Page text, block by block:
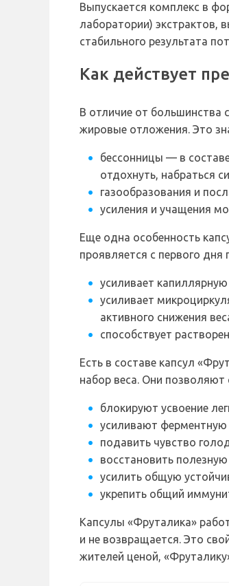
Выпускается комплекс в
лаборатории) экстрактов,
стабильного результата
Как действует
В отличие от большинства
жировые отложения. Это
бессонницы — в
отдохнуть, набраться
газообразования и
усиления и учащения
Еще одна особенность
проявляется с первого
усиливает
усиливает
активного снижения
способствует
Есть в составе капсул
набор веса. Они
блокируют усвоение
усиливают ферментную
подавить чувство
восстановить
усилить общую
укрепить общий
Капсулы «Фруталика»
и не возвращается. Это
жителей ценой,